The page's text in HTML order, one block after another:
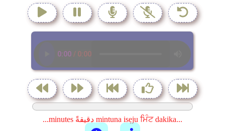
...minutes دقيقةً mintuna isẹju ਮਿੰਟ dakika...